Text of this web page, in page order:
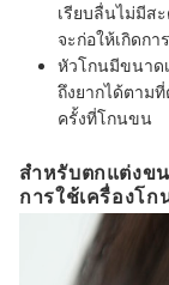
เรียบลื่นไม่มีส
จะก่อให้เกิดกา
หัวโกนมีขนาด
ถึงยากได้ตาม
ครั้งที่โกนขน
สำหรับตกแต่งข
การใช้เครื่องโ